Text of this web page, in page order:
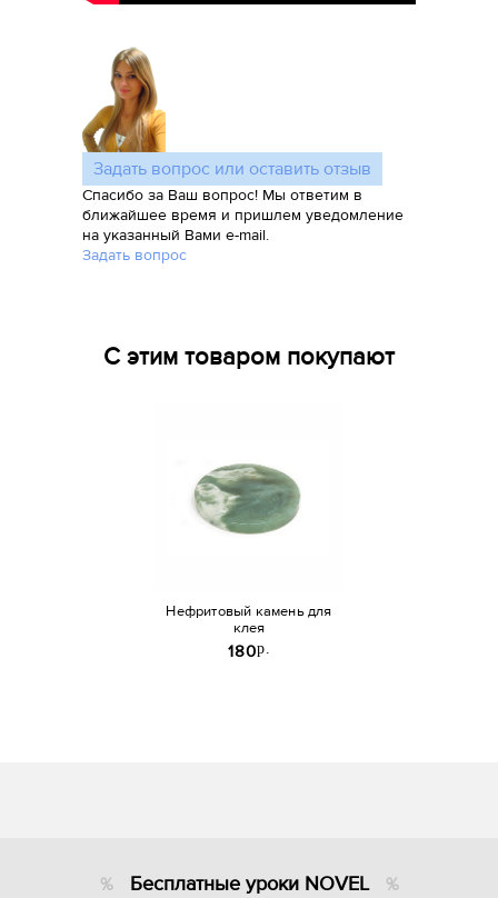
Задать вопрос или оставить отзыв
Спасибо за Ваш вопрос! Мы ответим в
ближайшее время и пришлем уведомление
на указанный Вами e-mail.
Задать вопрос
С этим товаром покупают
Нефритовый камень для
клея
180p.
Бесплатные уроки NOVEL